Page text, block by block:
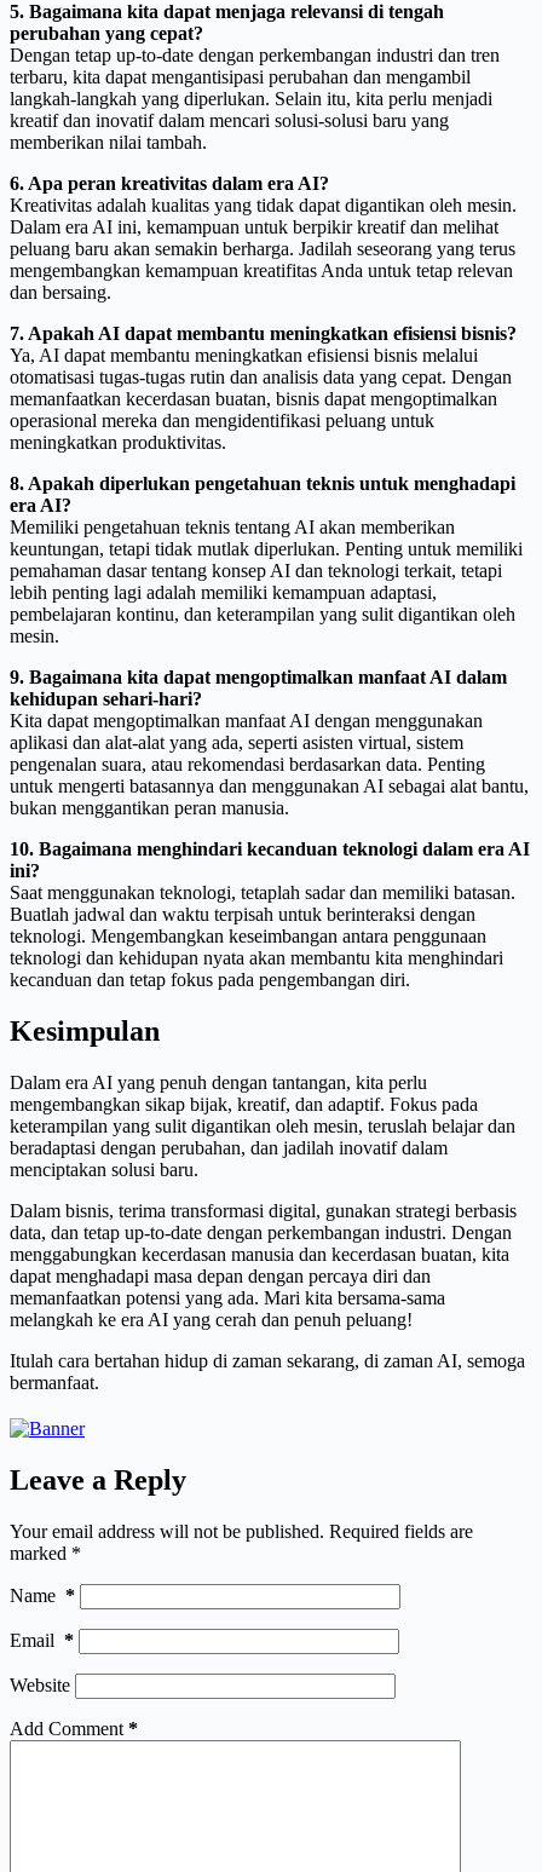
5. Bagaimana kita dapat menjaga relevansi di tengah
perubahan yang cepat?
Dengan tetap up-to-date dengan perkembangan industri dan tren
terbaru, kita dapat mengantisipasi perubahan dan mengambil
langkah-langkah yang diperlukan. Selain itu, kita perlu menjadi
kreatif dan inovatif dalam mencari solusi-solusi baru yang
memberikan nilai tambah.
6. Apa peran kreativitas dalam era AI?
Kreativitas adalah kualitas yang tidak dapat digantikan oleh mesin.
Dalam era AI ini, kemampuan untuk berpikir kreatif dan melihat
peluang baru akan semakin berharga. Jadilah seseorang yang terus
mengembangkan kemampuan kreatifitas Anda untuk tetap relevan
dan bersaing.
7. Apakah AI dapat membantu meningkatkan efisiensi bisnis?
Ya, AI dapat membantu meningkatkan efisiensi bisnis melalui
otomatisasi tugas-tugas rutin dan analisis data yang cepat. Dengan
memanfaatkan kecerdasan buatan, bisnis dapat mengoptimalkan
operasional mereka dan mengidentifikasi peluang untuk
meningkatkan produktivitas.
8. Apakah diperlukan pengetahuan teknis untuk menghadapi
era AI?
Memiliki pengetahuan teknis tentang AI akan memberikan
keuntungan, tetapi tidak mutlak diperlukan. Penting untuk memiliki
pemahaman dasar tentang konsep AI dan teknologi terkait, tetapi
lebih penting lagi adalah memiliki kemampuan adaptasi,
pembelajaran kontinu, dan keterampilan yang sulit digantikan oleh
mesin.
9. Bagaimana kita dapat mengoptimalkan manfaat AI dalam
kehidupan sehari-hari?
Kita dapat mengoptimalkan manfaat AI dengan menggunakan
aplikasi dan alat-alat yang ada, seperti asisten virtual, sistem
pengenalan suara, atau rekomendasi berdasarkan data. Penting
untuk mengerti batasannya dan menggunakan AI sebagai alat bantu,
bukan menggantikan peran manusia.
10. Bagaimana menghindari kecanduan teknologi dalam era AI
ini?
Saat menggunakan teknologi, tetaplah sadar dan memiliki batasan.
Buatlah jadwal dan waktu terpisah untuk berinteraksi dengan
teknologi. Mengembangkan keseimbangan antara penggunaan
teknologi dan kehidupan nyata akan membantu kita menghindari
kecanduan dan tetap fokus pada pengembangan diri.
Kesimpulan
Dalam era AI yang penuh dengan tantangan, kita perlu
mengembangkan sikap bijak, kreatif, dan adaptif. Fokus pada
keterampilan yang sulit digantikan oleh mesin, teruslah belajar dan
beradaptasi dengan perubahan, dan jadilah inovatif dalam
menciptakan solusi baru.
Dalam bisnis, terima transformasi digital, gunakan strategi berbasis
data, dan tetap up-to-date dengan perkembangan industri. Dengan
menggabungkan kecerdasan manusia dan kecerdasan buatan, kita
dapat menghadapi masa depan dengan percaya diri dan
memanfaatkan potensi yang ada. Mari kita bersama-sama
melangkah ke era AI yang cerah dan penuh peluang!
Itulah cara bertahan hidup di zaman sekarang, di zaman AI, semoga
bermanfaat.
Leave a Reply
Your email address will not be published. Required fields are
marked *
Name *
Email *
Website
Add Comment *